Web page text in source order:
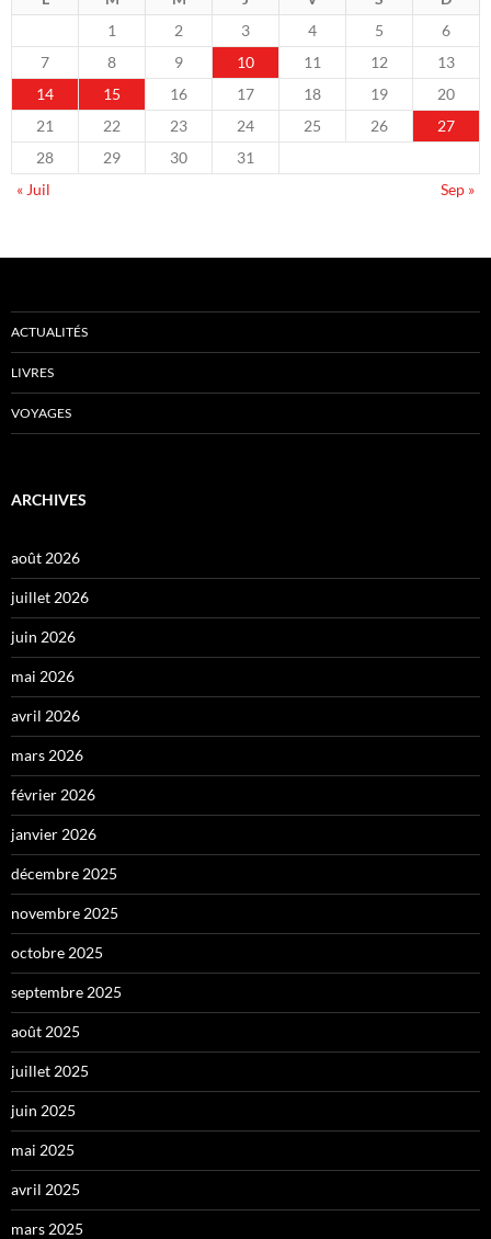
1
2 3 4 5
6
7
8 9 10 11 12
13
14
15 16 17 18 19
20
21
22 23 24 25 26
27
28
29 30
31
« Juil
Sep »
ACTUALITÉS
LIVRES
VOYAGES
ARCHIVES
août 2026
juillet 2026
juin 2026
mai 2026
avril 2026
mars 2026
février 2026
janvier 2026
décembre 2025
novembre 2025
octobre 2025
septembre 2025
août 2025
juillet 2025
juin 2025
mai 2025
avril 2025
mars 2025